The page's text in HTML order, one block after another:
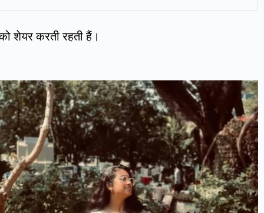
शेयर करती रहती हैं।